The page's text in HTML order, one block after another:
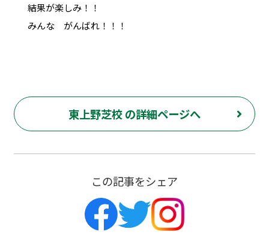
結果が楽しみ！！
みんな がんばれ！！！
東上野芝校 の詳細ページへ
この記事をシェア